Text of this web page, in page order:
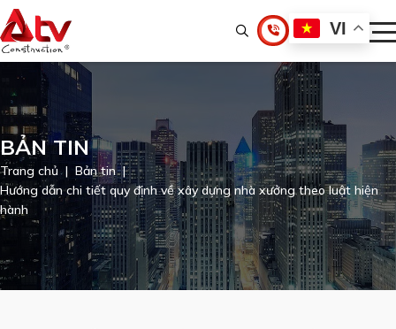
VI
BẢN TIN
Trang chủ
Bản tin
Hướng dẫn chi tiết quy định về xây dựng nhà xưởng theo luật hiện
hành